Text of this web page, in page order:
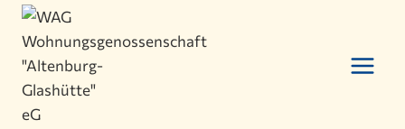
Zum
Inhalt
springen